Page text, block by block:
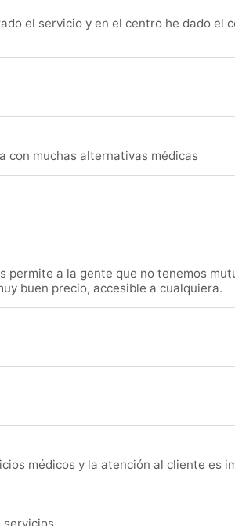
el servicio y en el centro he dado el
con muchas alternativas médicas
permite a la gente que no tenemos
buen precio, accesible a cualquiera.
médicos y la atención al cliente es